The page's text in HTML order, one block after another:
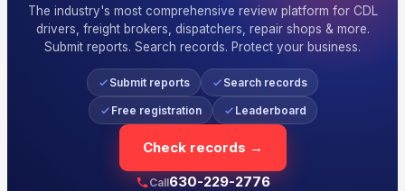
The industry's most comprehensive review platform for CDL
drivers, freight brokers, dispatchers, repair shops & more.
Submit reports. Search records. Protect your business.
Submit reports Search records
Free registration Leaderboard
Check records →
Call630-229-2776